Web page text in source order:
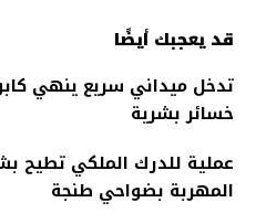
قد يعجبك أيضًا
تدخل ميداني سريع ينهي
خسائر بشرية
عملية للدرك الملكي تطيح
المهربة بضواحي طنجة